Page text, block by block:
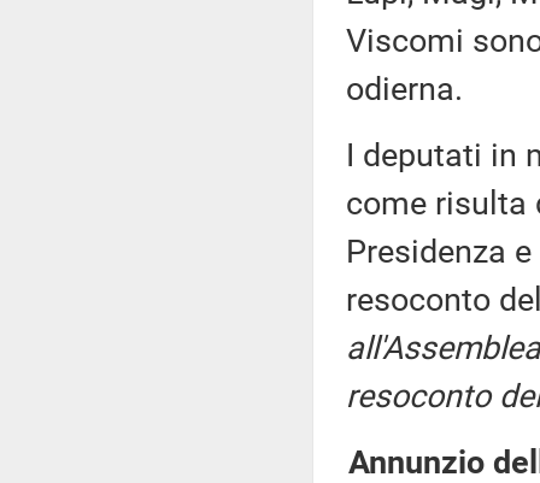
Viscomi
odierna.
I deputati in
come risulta
Presidenza
resoconto
resoconto
Annunzio